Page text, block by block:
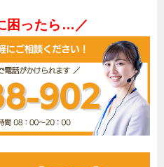
困ったら…／